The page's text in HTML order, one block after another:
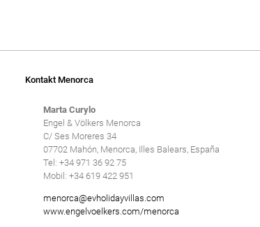
Kontakt Menorca
Marta Curylo
Engel & Völkers Menorca
C/ Ses Moreres 34
07702 Mahón, Menorca, Illes Balears, España
Tel: +34 971 36 92 75
Mobil: +34 619 422 951
menorca@evholidayvillas.com
www.engelvoelkers.com/menorca